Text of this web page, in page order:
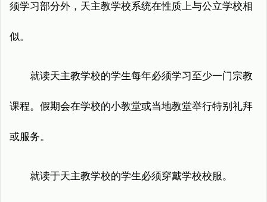
须学习部分外，天主教学校系统在性质上与公立学校相
似。
就读天主教学校的学生每年必须学习至少一门宗教
课程。假期会在学校的小教堂或当地教堂举行特别礼拜
或服务。
就读于天主教学校的学生必须穿戴学校校服。